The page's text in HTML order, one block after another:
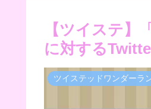
【ツイステ
に対する
ツイステッドワンダーラ